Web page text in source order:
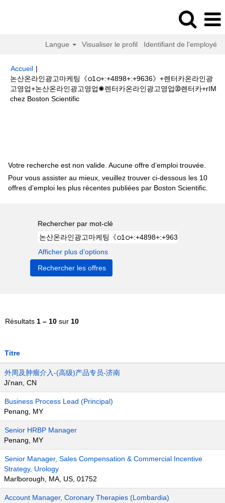
Langue Visualiser le profil Identifiant de l’employé
Accueil |
논산온라인광고마케팅《ഠ1ഠ+:+4898+:+9636》+렌터카온라인광
고영업+논산온라인광고영업✺렌터카온라인광고영업➉렌터카+rIM
chez Boston Scientific(page
Votre recherche est non valide. Aucune offre d’emploi trouvée.
Pour vous assister au mieux, veuillez trouver ci-dessous les 10
offres d’emploi les plus récentes publiées par Boston Scientific.
Rechercher par mot-clé
Afficher plus d’options
Résultats 1 – 10 sur 10
Titre
外周及肿瘤介入-(高级)产品专员-济南
Ji'nan, CN
Business Process Lead (Principal)
Penang, MY
Senior HRBP Manager
Penang, MY
Senior Manager, Sales Compensation & Commercial Incentive
Strategy, Urology
Marlborough, MA, US, 01752
Account Manager, Coronary Therapies (Lombardia)